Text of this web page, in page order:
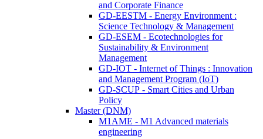
and Corporate Finance
GD-EESTM - Energy Environment :
Science Technology & Management
GD-ESEM - Ecotechnologies for
Sustainability & Environment
Management
GD-IOT - Internet of Things : Innovation
and Management Program (IoT)
GD-SCUP - Smart Cities and Urban
Policy
Master (DNM)
M1AME - M1 Advanced materials
engineering